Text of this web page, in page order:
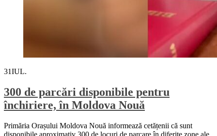
31IUL.
300 de parcări disponibile pentru
închiriere, în Moldova Nouă
Primăria Orașului Moldova Nouă informează cetățenii că sunt
disponibile aproximativ 300 de locuri de parcare în diferite zone ale